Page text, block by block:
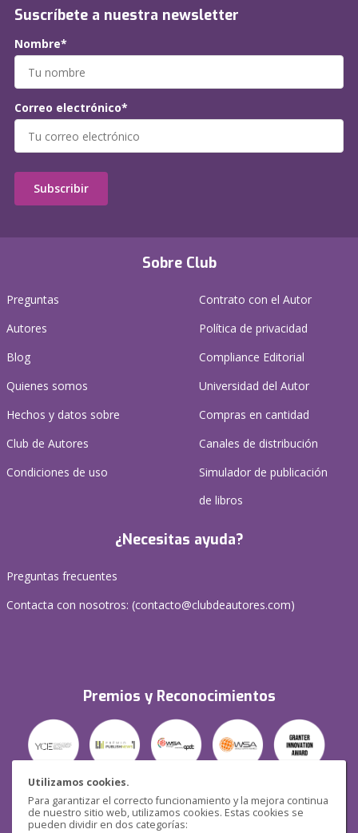
Utilizamos cookies.
Para garantizar el correcto funcionamiento y la mejora continua
de nuestro sitio web, utilizamos cookies. Estas cookies se
pueden dividir en dos categorías:
Sobre Club
Preguntas
Autores
Blog
Quienes somos
Hechos y datos sobre
Club de Autores
Condiciones de uso
Contrato con el Autor
Política de privacidad
Compliance Editorial
Universidad del Autor
Compras en cantidad
Canales de distribución
Simulador de publicación
de libros
¿Necesitas ayuda?
Preguntas frecuentes
Contacta con nosotros: (contacto@clubdeautores.com)
Premios y Reconocimientos
Seguridad
Suscríbete a nuestra newsletter
Nombre*
Correo electrónico*
Subscribir